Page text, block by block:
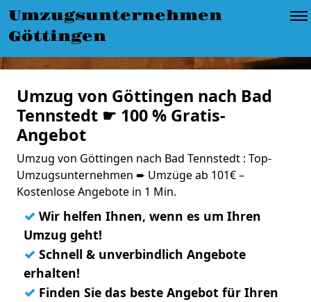
Umzugsunternehmen
Göttingen
Umzug von Göttingen nach Bad
Tennstedt ☛ 100 % Gratis-
Angebot
Umzug von Göttingen nach Bad Tennstedt : Top-
Umzugsunternehmen ➨ Umzüge ab 101€ –
Kostenlose Angebote in 1 Min.
✓ Wir helfen Ihnen, wenn es um Ihren
Umzug geht!
✓ Schnell & unverbindlich Angebote
erhalten!
✓ Finden Sie das beste Angebot für Ihren